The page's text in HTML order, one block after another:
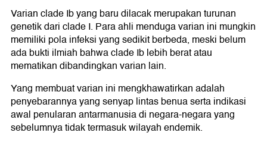
Varian clade Ib yang baru dilacak merupakan turunan
genetik dari clade I. Para ahli menduga varian ini mungkin
memiliki pola infeksi yang sedikit berbeda, meski belum
ada bukti ilmiah bahwa clade Ib lebih berat atau
mematikan dibandingkan varian lain.
Yang membuat varian ini mengkhawatirkan adalah
penyebarannya yang senyap lintas benua serta indikasi
awal penularan antarmanusia di negara-negara yang
sebelumnya tidak termasuk wilayah endemik.